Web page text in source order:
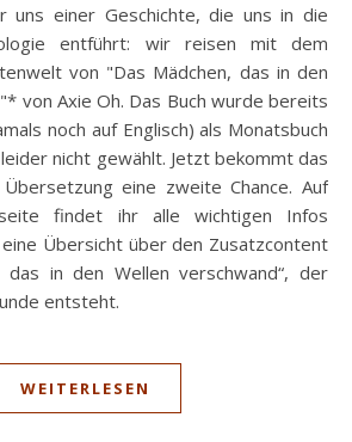
entführt: wir reisen mit dem
von "Das Mädchen, das in den
von Axie Oh. Das Buch wurde bereits
noch auf Englisch) als Monatsbuch
nicht gewählt. Jetzt bekommt das
eine zweite Chance. Auf
findet ihr alle wichtigen Infos
Übersicht über den Zusatzcontent
das in den Wellen verschwand“, der
entsteht.
WEITERLESEN